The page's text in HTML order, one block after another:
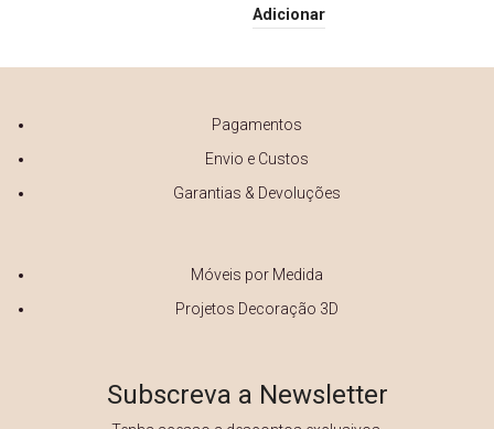
Adicionar
Pagamentos
Envio e Custos
Garantias & Devoluções
Móveis por Medida
Projetos Decoração 3D
Subscreva a Newsletter